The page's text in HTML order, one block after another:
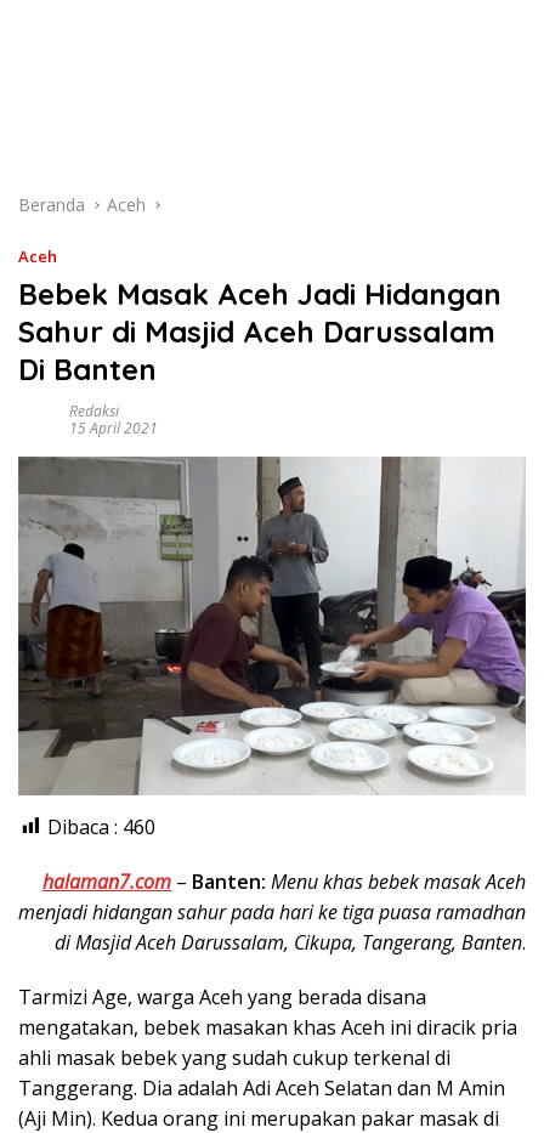
Beranda Aceh
Aceh
Bebek Masak Aceh Jadi Hidangan
Sahur di Masjid Aceh Darussalam
Di Banten
Redaksi
15 April 2021
Dibaca : 460
halaman7.com – Banten: Menu khas bebek masak Aceh
menjadi hidangan sahur pada hari ke tiga puasa ramadhan
di Masjid Aceh Darussalam, Cikupa, Tangerang, Banten.
Tarmizi Age, warga Aceh yang berada disana
mengatakan, bebek masakan khas Aceh ini diracik pria
ahli masak bebek yang sudah cukup terkenal di
Tanggerang. Dia adalah Adi Aceh Selatan dan M Amin
(Aji Min). Kedua orang ini merupakan pakar masak di